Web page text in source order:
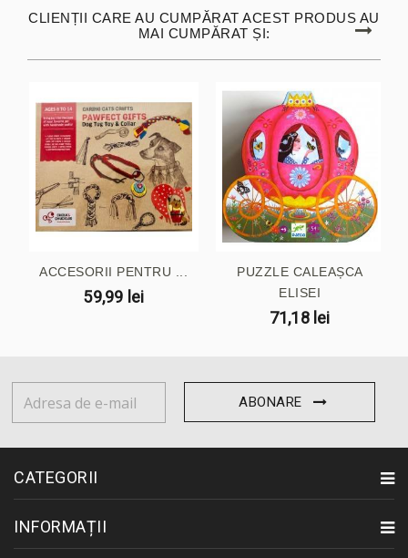
CLIENȚII CARE AU CUMPĂRAT ACEST PRODUS AU
MAI CUMPĂRAT ȘI:
ACCESORII PENTRU ...
59,99 lei
PUZZLE CALEAȘCA
ELISEI
71,18 lei
ABONARE
CATEGORII
INFORMAȚII